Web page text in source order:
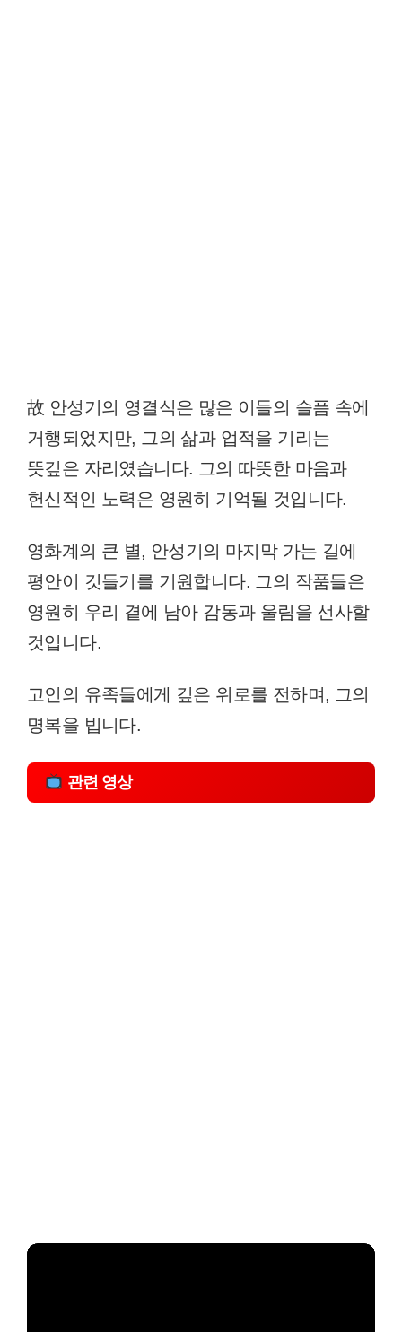
故 안성기의 영결식은 많은 이들의 슬픔 속에
거행되었지만, 그의 삶과 업적을 기리는
뜻깊은 자리였습니다. 그의 따뜻한 마음과
헌신적인 노력은 영원히 기억될 것입니다.
영화계의 큰 별, 안성기의 마지막 가는 길에
평안이 깃들기를 기원합니다. 그의 작품들은
영원히 우리 곁에 남아 감동과 울림을 선사할
것입니다.
고인의 유족들에게 깊은 위로를 전하며, 그의
명복을 빕니다.
관련 영상